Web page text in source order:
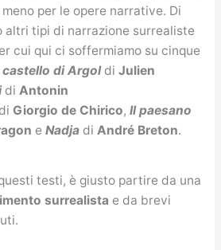
per le opere narrative. Di
altri tipi di narrazione surrealiste
cui qui ci soffermiamo su cinque
castello di Argoldi Julien
di Antonin
di Giorgio de Chirico, Il paesano
e Nadjadi André Breton.
testi, è giusto partire da una
surrealista e da brevi